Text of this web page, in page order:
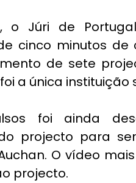
o Júri de
cinco minutos
de sete
foi a única
foi ainda
projecto para
O vídeo
projecto.